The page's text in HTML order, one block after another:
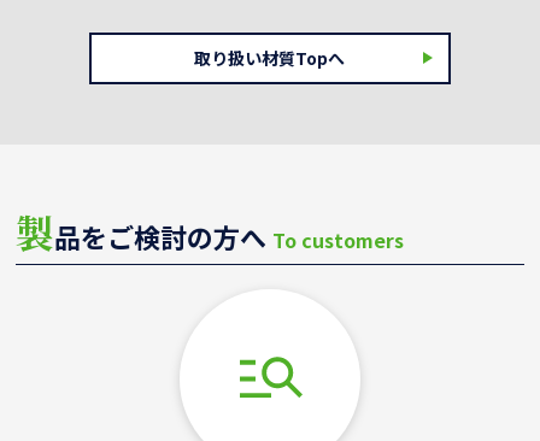
取り扱い材質Topへ
製品をご検討の方へ To customers